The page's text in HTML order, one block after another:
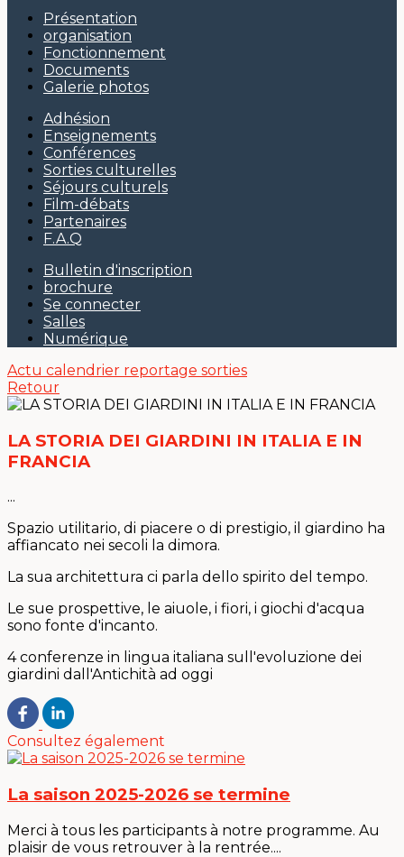
Présentation
organisation
Fonctionnement
Documents
Galerie photos
Adhésion
Enseignements
Conférences
Sorties culturelles
Séjours culturels
Film-débats
Partenaires
F.A.Q
Bulletin d'inscription
brochure
Se connecter
Salles
Numérique
Actu calendrier reportage sorties
Retour
LA STORIA DEI GIARDINI IN ITALIA E IN
FRANCIA
...
Spazio utilitario, di piacere o di prestigio, il giardino ha
affiancato nei secoli la dimora.
La sua architettura ci parla dello spirito del tempo.
Le sue prospettive, le aiuole, i fiori, i giochi d'acqua
sono fonte d'incanto.
4 conferenze in lingua italiana sull'evoluzione dei
giardini dall'Antichità ad oggi
Consultez également
La saison 2025-2026 se termine
Merci à tous les participants à notre programme. Au
plaisir de vous retrouver à la rentrée....